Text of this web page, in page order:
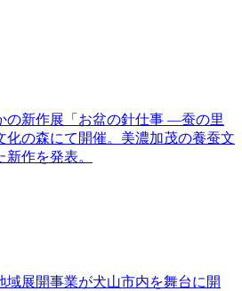
の新作展「お盆の針仕事 ―蚕の里
の森にて開催。美濃加茂の養蚕文
作を発表。
域展開事業が犬山市内を舞台に開